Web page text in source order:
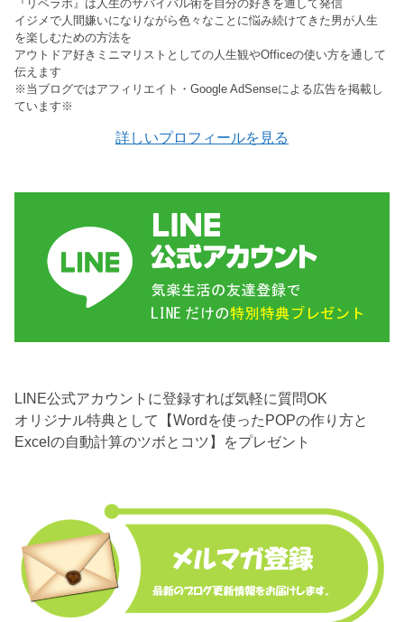
『リベラボ』は人生のサバイバル術を自分の好きを通して発信
イジメで人間嫌いになりながら色々なことに悩み続けてきた男が人生
を楽しむための方法を
アウトドア好きミニマリストとしての人生観やOfficeの使い方を通して
伝えます
※当ブログではアフィリエイト・Google AdSenseによる広告を掲載し
ています※
詳しいプロフィールを見る
LINE公式アカウントに登録すれば気軽に質問OK
オリジナル特典として【Wordを使ったPOPの作り方と
Excelの自動計算のツボとコツ】をプレゼント